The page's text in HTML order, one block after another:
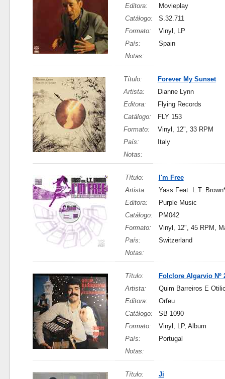
Editora:
Movieplay
Catálogo:
S.32.711
Formato:
Vinyl, LP
País:
Spain
Notas:
Título:
Forever My Sunset
Artista:
Dianne Lynn
Editora:
Flying Records
Catálogo:
FLY 153
Formato:
Vinyl, 12", 33 RPM
País:
Italy
Notas:
Título:
I'm Free
Artista:
Yass Feat. L.T.
Editora:
Purple Music
Catálogo:
PM042
Formato:
Vinyl, 12", 45 RPM,
País:
Switzerland
Notas:
Título:
Folclore Algarvio Nº
Artista:
Quim Barreiros E
Editora:
Orfeu
Catálogo:
SB 1090
Formato:
Vinyl, LP, Album
País:
Portugal
Notas:
Título:
Ji